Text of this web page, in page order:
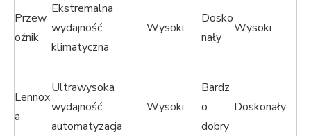
Przew
oźnik
Ekstremalna
wydajność
klimatyczna
Wysoki
Dosko
nały
Wysoki
Lennox
a
Ultrawysoka
wydajność,
automatyzacja
Wysoki
Bardz
o
dobry
Doskonały